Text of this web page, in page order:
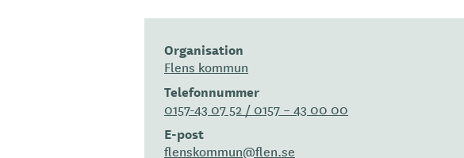
Organisation
Flens kommun
Telefonnummer
0157-43 07 52 / 0157 – 43 00 00
E-post
flenskommun@flen.se